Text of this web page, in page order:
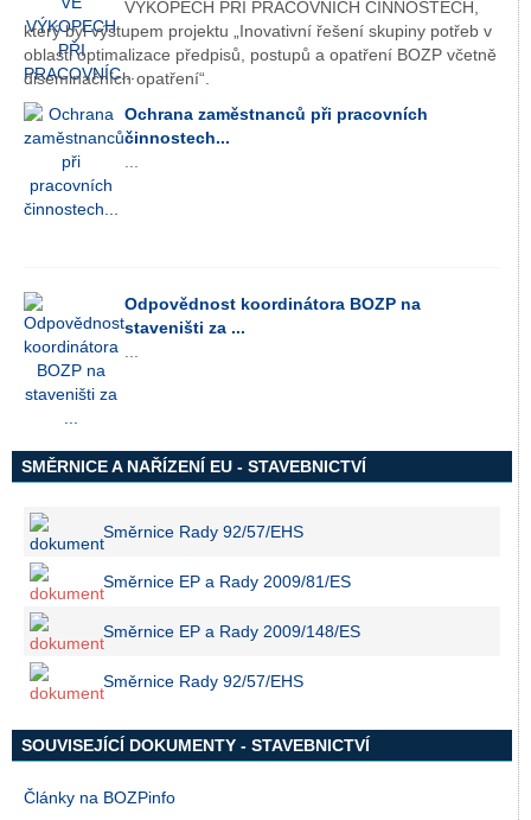
VÝKOPECH PŘI PRACOVNÍCH ČINNOSTECH,
který byl výstupem projektu „Inovativní řešení skupiny potřeb v
oblasti optimalizace předpisů, postupů a opatření BOZP včetně
diseminačních opatření“.
Ochrana zaměstnanců při pracovních
činnostech...
Odpovědnost koordinátora BOZP na
staveništi za ...
SMĚRNICE A NAŘÍZENÍ EU - STAVEBNICTVÍ
Směrnice Rady 92/57/EHS
Směrnice EP a Rady 2009/81/ES
Směrnice EP a Rady 2009/148/ES
Směrnice Rady 92/57/EHS
SOUVISEJÍCÍ DOKUMENTY - STAVEBNICTVÍ
Články na BOZPinfo